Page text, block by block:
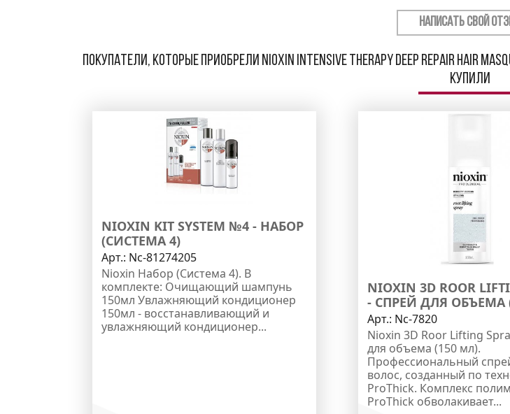
НАПИСАТЬ СВОЙ
Покупатели, которые приобрели Nioxin Intensive Therapy Deep Repair Hair
купили
NIOXIN KIT SYSTEM №4 - НАБОР
(СИСТЕМА 4)
Арт.: Nc-81274205
Nioxin Набор (Система 4). В
комплекте: Очищающий шампунь
150мл Увлажняющий кондиционер
150мл - восстанавливающий и
увлажняющий кондиционер...
NIOXIN 3D ROOR
- СПРЕЙ ДЛЯ ОБЪЕМА
Арт.: Nc-7820
Nioxin 3D Roor Lifting
для объема (150 мл).
Профессиональный
волос, созданный по
ProThick. Комплекс
ProThick обволакивает...